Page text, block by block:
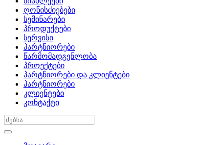
ღონისძიებები
სემინარები
პროდუქტები
სერვისი
პარტნიორები
წარმომადგენლობა
პროექტები
პარტნიორები და კლიენტები
პარტნიორები
კლიენტები
კონტაქტი